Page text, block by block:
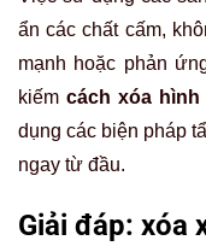
ẩn các chất cấm,
mạnh hoặc phản
kiếm cách xóa hình
dụng các biện pháp
ngay từ đầu.
Giải đáp: xóa